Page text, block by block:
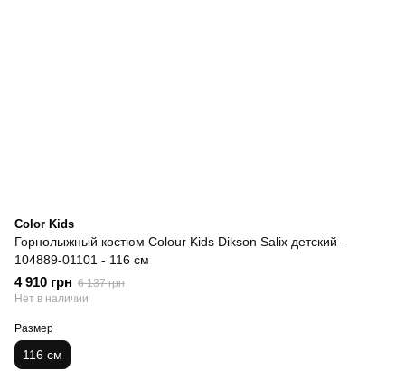
Color Kids
Горнолыжный костюм Colour Kids Dikson Salix детский -
104889-01101 - 116 см
4 910 грн 6 137 грн
Нет в наличии
Размер
116 см